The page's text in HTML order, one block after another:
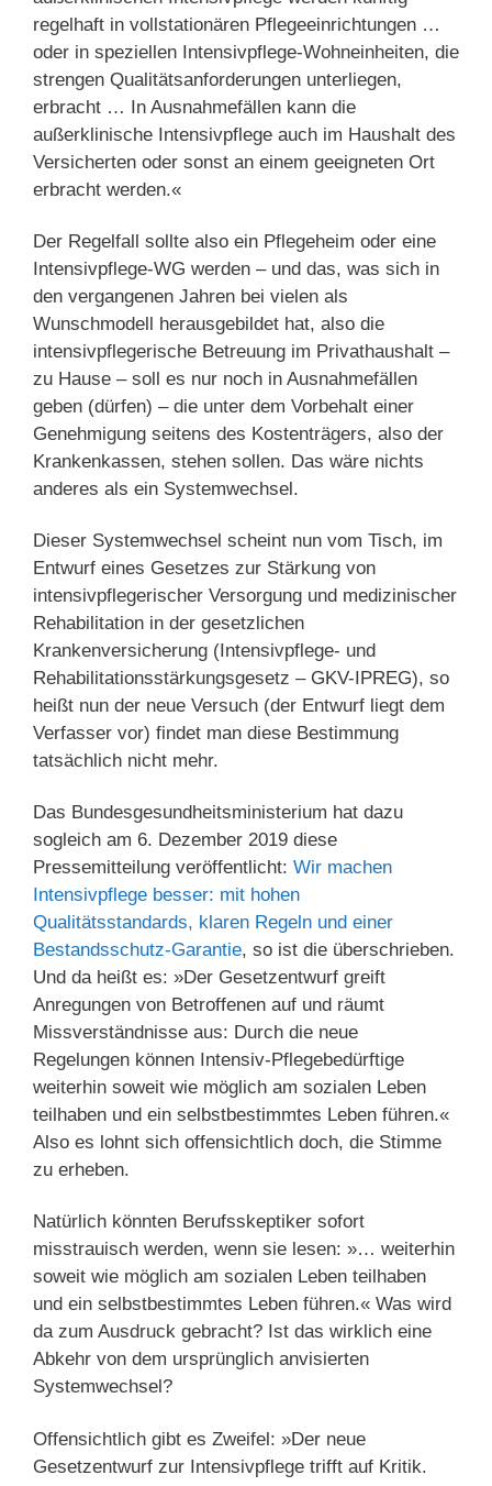
regelhaft in vollstationären Pflegeeinrichtungen …
oder in speziellen Intensivpflege-Wohneinheiten, die
strengen Qualitätsanforderungen unterliegen,
erbracht … In Ausnahmefällen kann die
außerklinische Intensivpflege auch im Haushalt des
Versicherten oder sonst an einem geeigneten Ort
erbracht werden.«
Der Regelfall sollte also ein Pflegeheim oder eine
Intensivpflege-WG werden – und das, was sich in
den vergangenen Jahren bei vielen als
Wunschmodell herausgebildet hat, also die
intensivpflegerische Betreuung im Privathaushalt –
zu Hause – soll es nur noch in Ausnahmefällen
geben (dürfen) – die unter dem Vorbehalt einer
Genehmigung seitens des Kostenträgers, also der
Krankenkassen, stehen sollen. Das wäre nichts
anderes als ein Systemwechsel.
Dieser Systemwechsel scheint nun vom Tisch, im
Entwurf eines Gesetzes zur Stärkung von
intensivpflegerischer Versorgung und medizinischer
Rehabilitation in der gesetzlichen
Krankenversicherung (Intensivpflege- und
Rehabilitationsstärkungsgesetz – GKV-IPREG), so
heißt nun der neue Versuch (der Entwurf liegt dem
Verfasser vor) findet man diese Bestimmung
tatsächlich nicht mehr.
Das Bundesgesundheitsministerium hat dazu
sogleich am 6. Dezember 2019 diese
Pressemitteilung veröffentlicht: Wir machen
Intensivpflege besser: mit hohen
Qualitätsstandards, klaren Regeln und einer
Bestandsschutz-Garantie, so ist die überschrieben.
Und da heißt es: »Der Gesetzentwurf greift
Anregungen von Betroffenen auf und räumt
Missverständnisse aus: Durch die neue
Regelungen können Intensiv-Pflegebedürftige
weiterhin soweit wie möglich am sozialen Leben
teilhaben und ein selbstbestimmtes Leben führen.«
Also es lohnt sich offensichtlich doch, die Stimme
zu erheben.
Natürlich könnten Berufsskeptiker sofort
misstrauisch werden, wenn sie lesen: »… weiterhin
soweit wie möglich am sozialen Leben teilhaben
und ein selbstbestimmtes Leben führen.« Was wird
da zum Ausdruck gebracht? Ist das wirklich eine
Abkehr von dem ursprünglich anvisierten
Systemwechsel?
Offensichtlich gibt es Zweifel: »Der neue
Gesetzentwurf zur Intensivpflege trifft auf Kritik.